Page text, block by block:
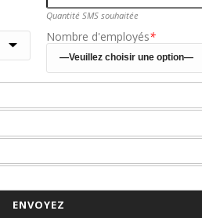
Quantité SMS souhaitée
Nombre d'employés*